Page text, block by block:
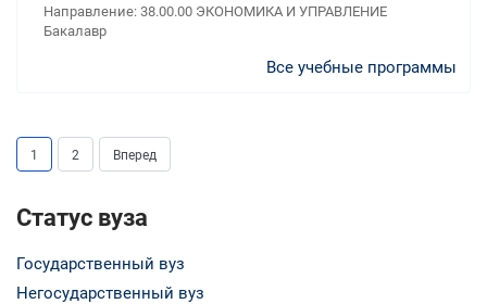
Направление: 38.00.00 ЭКОНОМИКА И УПРАВЛЕНИЕ
Бакалавр
Все учебные программы
1 2 Вперед
Статус вуза
Государственный вуз
Негосударственный вуз